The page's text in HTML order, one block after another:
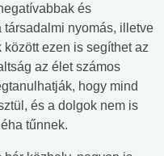
és
társadalmi nyomás, illetve
ezen is segíthet az
az élet számos
hogy mind
és a dolgok nem is
tűnnek.